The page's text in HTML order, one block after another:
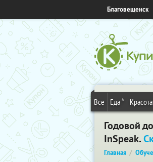
Благовещенск
Все Еда 6 Красота
Годовой
InSpeak.
Главная